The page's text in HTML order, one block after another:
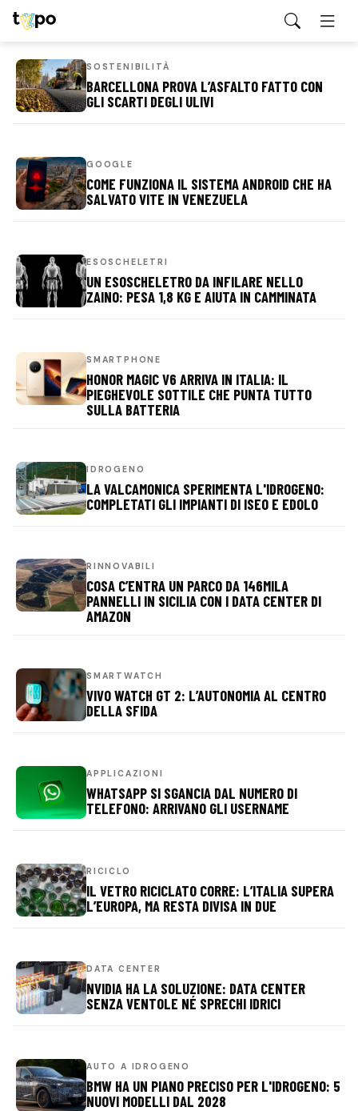
SOSTENIBILITÀ
BARCELLONA PROVA L’ASFALTO FATTO CON
GLI SCARTI DEGLI ULIVI
GOOGLE
COME FUNZIONA IL SISTEMA ANDROID CHE HA
SALVATO VITE IN VENEZUELA
ESOSCHELETRI
UN ESOSCHELETRO DA INFILARE NELLO
ZAINO: PESA 1,8 KG E AIUTA IN CAMMINATA
SMARTPHONE
HONOR MAGIC V6 ARRIVA IN ITALIA: IL
PIEGHEVOLE SOTTILE CHE PUNTA TUTTO
SULLA BATTERIA
IDROGENO
LA VALCAMONICA SPERIMENTA L'IDROGENO:
COMPLETATI GLI IMPIANTI DI ISEO E EDOLO
RINNOVABILI
COSA C’ENTRA UN PARCO DA 146MILA
PANNELLI IN SICILIA CON I DATA CENTER DI
AMAZON
SMARTWATCH
VIVO WATCH GT 2: L’AUTONOMIA AL CENTRO
DELLA SFIDA
APPLICAZIONI
WHATSAPP SI SGANCIA DAL NUMERO DI
TELEFONO: ARRIVANO GLI USERNAME
RICICLO
IL VETRO RICICLATO CORRE: L’ITALIA SUPERA
L’EUROPA, MA RESTA DIVISA IN DUE
DATA CENTER
NVIDIA HA LA SOLUZIONE: DATA CENTER
SENZA VENTOLE NÉ SPRECHI IDRICI
AUTO A IDROGENO
BMW HA UN PIANO PRECISO PER L'IDROGENO: 5
NUOVI MODELLI DAL 2028